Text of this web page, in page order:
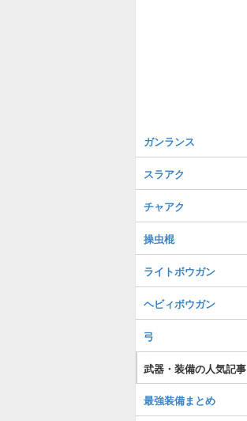
ガンランス
スラアク
チャアク
操虫棍
ライトボウガン
ヘビィボウガン
弓
武器・装備の人気記事
最強装備まとめ